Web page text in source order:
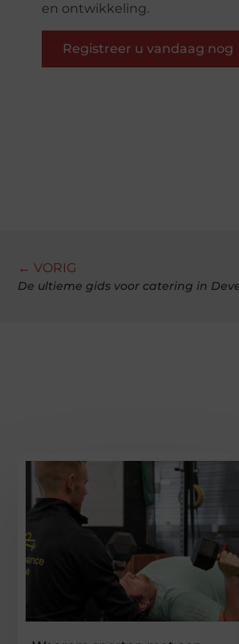
en ontwikkeling.
Registreer u vandaag nog
← VORIG
De ultieme gids voor catering in